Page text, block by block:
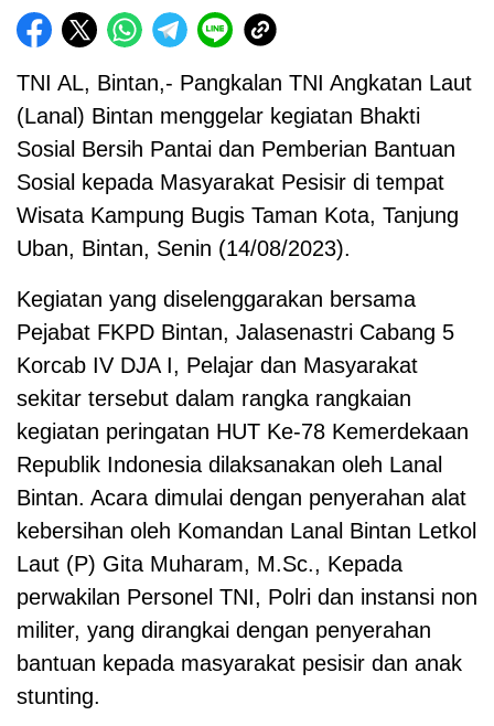
TNI AL, Bintan,- Pangkalan TNI Angkatan Laut
(Lanal) Bintan menggelar kegiatan Bhakti
Sosial Bersih Pantai dan Pemberian Bantuan
Sosial kepada Masyarakat Pesisir di tempat
Wisata Kampung Bugis Taman Kota, Tanjung
Uban, Bintan, Senin (14/08/2023).
Kegiatan yang diselenggarakan bersama
Pejabat FKPD Bintan, Jalasenastri Cabang 5
Korcab IV DJA I, Pelajar dan Masyarakat
sekitar tersebut dalam rangka rangkaian
kegiatan peringatan HUT Ke-78 Kemerdekaan
Republik Indonesia dilaksanakan oleh Lanal
Bintan. Acara dimulai dengan penyerahan alat
kebersihan oleh Komandan Lanal Bintan Letkol
Laut (P) Gita Muharam, M.Sc., Kepada
perwakilan Personel TNI, Polri dan instansi non
militer, yang dirangkai dengan penyerahan
bantuan kepada masyarakat pesisir dan anak
stunting.